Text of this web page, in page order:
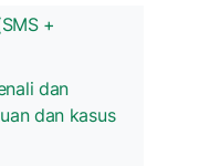
+
dan
dan kasus